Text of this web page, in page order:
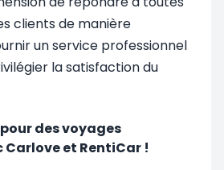
clients de manière
un service professionnel
la satisfaction du
des voyages
et RentiCar !